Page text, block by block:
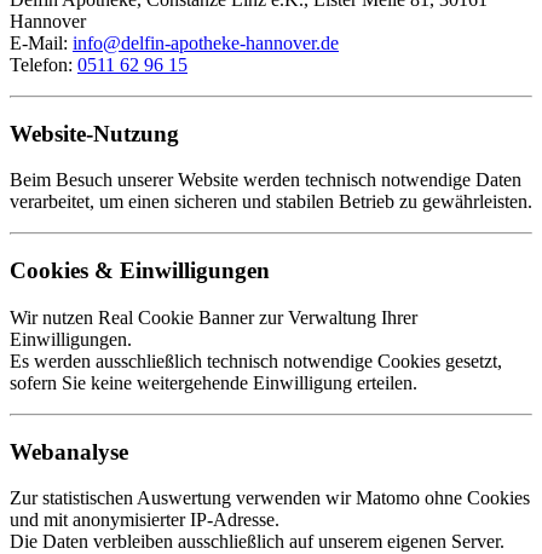
Hannover
E-Mail: info@delfin-apotheke-hannover.de
Telefon: 0511 62 96 15
Website-Nutzung
Beim Besuch unserer Website werden technisch notwendige Daten
verarbeitet, um einen sicheren und stabilen Betrieb zu gewährleisten.
Cookies & Einwilligungen
Wir nutzen Real Cookie Banner zur Verwaltung Ihrer
Einwilligungen.
Es werden ausschließlich technisch notwendige Cookies gesetzt,
sofern Sie keine weitergehende Einwilligung erteilen.
Webanalyse
Zur statistischen Auswertung verwenden wir Matomo ohne Cookies
und mit anonymisierter IP-Adresse.
Die Daten verbleiben ausschließlich auf unserem eigenen Server.